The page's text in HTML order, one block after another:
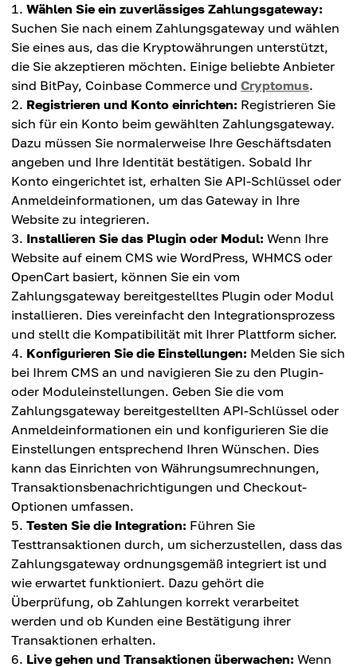
Wählen Sie ein zuverlässiges Zahlungsgateway:
Suchen Sie nach einem Zahlungsgateway und wählen
Sie eines aus, das die Kryptowährungen unterstützt,
die Sie akzeptieren möchten. Einige beliebte Anbieter
sind BitPay, Coinbase Commerce und Cryptomus.
Registrieren und Konto einrichten: Registrieren Sie
sich für ein Konto beim gewählten Zahlungsgateway.
Dazu müssen Sie normalerweise Ihre Geschäftsdaten
angeben und Ihre Identität bestätigen. Sobald Ihr
Konto eingerichtet ist, erhalten Sie API-Schlüssel oder
Anmeldeinformationen, um das Gateway in Ihre
Website zu integrieren.
Installieren Sie das Plugin oder Modul: Wenn Ihre
Website auf einem CMS wie WordPress, WHMCS oder
OpenCart basiert, können Sie ein vom
Zahlungsgateway bereitgestelltes Plugin oder Modul
installieren. Dies vereinfacht den Integrationsprozess
und stellt die Kompatibilität mit Ihrer Plattform sicher.
Konfigurieren Sie die Einstellungen: Melden Sie sich
bei Ihrem CMS an und navigieren Sie zu den Plugin-
oder Moduleinstellungen. Geben Sie die vom
Zahlungsgateway bereitgestellten API-Schlüssel oder
Anmeldeinformationen ein und konfigurieren Sie die
Einstellungen entsprechend Ihren Wünschen. Dies
kann das Einrichten von Währungsumrechnungen,
Transaktionsbenachrichtigungen und Checkout-
Optionen umfassen.
Testen Sie die Integration: Führen Sie
Testtransaktionen durch, um sicherzustellen, dass das
Zahlungsgateway ordnungsgemäß integriert ist und
wie erwartet funktioniert. Dazu gehört die
Überprüfung, ob Zahlungen korrekt verarbeitet
werden und ob Kunden eine Bestätigung ihrer
Transaktionen erhalten.
Live gehen und Transaktionen überwachen: Wenn